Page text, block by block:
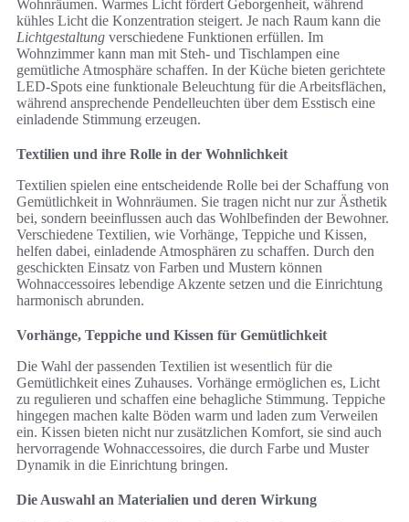
Wohnräumen. Warmes Licht fördert Geborgenheit, während
kühles Licht die Konzentration steigert. Je nach Raum kann die
Lichtgestaltung verschiedene Funktionen erfüllen. Im
Wohnzimmer kann man mit Steh- und Tischlampen eine
gemütliche Atmosphäre schaffen. In der Küche bieten gerichtete
LED-Spots eine funktionale Beleuchtung für die Arbeitsflächen,
während ansprechende Pendelleuchten über dem Esstisch eine
einladende Stimmung erzeugen.
Textilien und ihre Rolle in der Wohnlichkeit
Textilien spielen eine entscheidende Rolle bei der Schaffung von
Gemütlichkeit in Wohnräumen. Sie tragen nicht nur zur Ästhetik
bei, sondern beeinflussen auch das Wohlbefinden der Bewohner.
Verschiedene Textilien, wie Vorhänge, Teppiche und Kissen,
helfen dabei, einladende Atmosphären zu schaffen. Durch den
geschickten Einsatz von Farben und Mustern können
Wohnaccessoires lebendige Akzente setzen und die Einrichtung
harmonisch abrunden.
Vorhänge, Teppiche und Kissen für Gemütlichkeit
Die Wahl der passenden Textilien ist wesentlich für die
Gemütlichkeit eines Zuhauses. Vorhänge ermöglichen es, Licht
zu regulieren und schaffen eine behagliche Stimmung. Teppiche
hingegen machen kalte Böden warm und laden zum Verweilen
ein. Kissen bieten nicht nur zusätzlichen Komfort, sie sind auch
hervorragende Wohnaccessoires, die durch Farbe und Muster
Dynamik in die Einrichtung bringen.
Die Auswahl an Materialien und deren Wirkung